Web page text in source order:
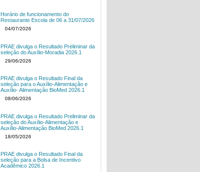
Horário de funcionamento do
Restaurante Escola de 06 a 31/07/2026
04/07/2026
PRAE divulga o Resultado Preliminar da
seleção do Auxílio-Moradia 2026.1
29/06/2026
PRAE divulga o Resultado Final da
seleção para o Auxílio-Alimentação e
Auxílio- Alimentação BioMed 2026.1
08/06/2026
PRAE divulga o Resultado Preliminar da
seleção do Auxílio-Alimentação e
Auxílio-Alimentação BioMed 2026.1
18/05/2026
PRAE divulga o Resultado Final da
seleção para a Bolsa de Incentivo
Acadêmico 2026.1